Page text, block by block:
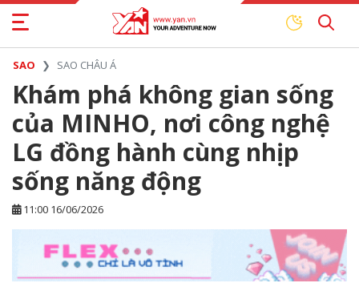
SAO SAO CHÂU Á
Khám phá không gian sống
của MINHO, nơi công nghệ
LG đồng hành cùng nhịp
sống năng động
11:00 16/06/2026